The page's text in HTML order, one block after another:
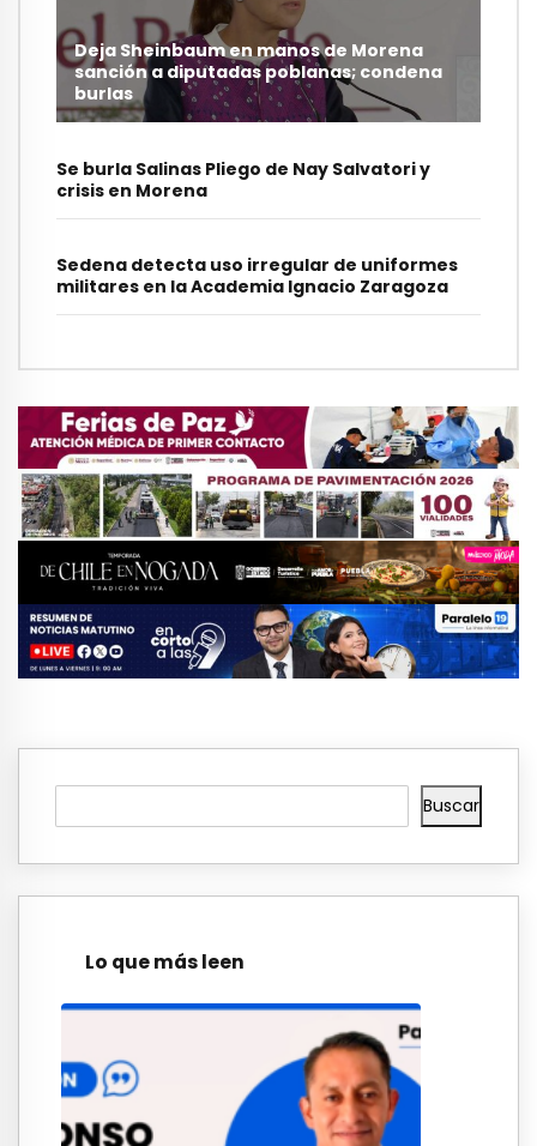
Deja Sheinbaum en manos de Morena
sanción a diputadas poblanas; condena
burlas
Se burla Salinas Pliego de Nay Salvatori y
crisis en Morena
Sedena detecta uso irregular de uniformes
militares en la Academia Ignacio Zaragoza
Buscar
Lo que más leen